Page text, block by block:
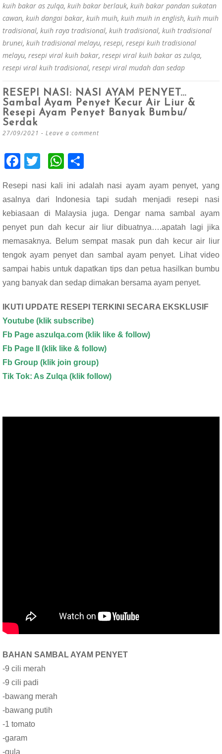
kuih bakar as zulqa, kuih bakar berlauk, kuih bakar pandan sukatan
cawan, kuih dangai bakar, kuih muih, kuih muih in english, kuih muih
tradisional, kuih raya tradisional, kuih tradisional, kuih tradisional
brunei, kuih tradisional melayu, resepi, resepi kuih tradisional
melayu, resepi viral kuih bakar, resepi viral kuih bakar as zulqa,
resepi viral kuih tradisional, resepi viral mudah dan sedap
RESEPI NASI: NASI AYAM PENYET…
Sambal Ayam Penyet Kecur Air Liur &
Resepi Ayam Penyet Banyak Bumbu/
Serdak
27/09/2021 Leave a comment
F
e
b
o
o
k
T
tt
er
W
at
s
A
p
p
ar
e
Resepi nasi kali ini adalah nasi ayam ayam penyet, yang
asalnya dari Indonesia tapi sudah menjadi resepi nasi
kebiasaan di Malaysia juga. Dengar nama sambal ayam
penyet pun dah kecur air liur dibuatnya….apatah lagi jika
memasaknya. Belum sempat masak pun dah kecur air liur
tengok ayam penyet dan sambal ayam penyet. Lihat video
sampai habis untuk dapatkan tips dan petua hasilkan bumbu
yang banyak dan sedap dimakan bersama ayam penyet.
IKUTI UPDATE RESEPI TERKINI SECARA EKSKLUSIF
Youtube (klik subscribe)
Fb Page aszulqa.com (klik like & follow)
Fb Page II (klik like & follow)
Fb Group (klik join group)
Tik Tok: As Zulqa (klik follow)
BAHAN SAMBAL AYAM PENYET
-9 cili merah
-9 cili padi
-bawang merah
-bawang putih
-1 tomato
-garam
-gula